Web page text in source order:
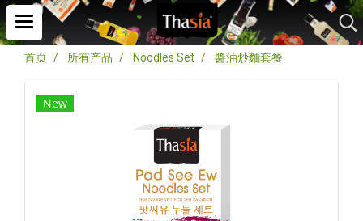
首页 所有产品 Noodles Set 醬油炒麵套餐
New